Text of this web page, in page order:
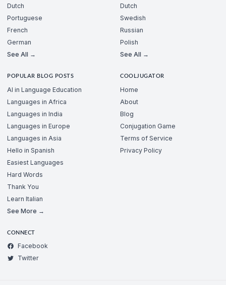
Dutch
Portuguese
French
German
See All →
Dutch
Swedish
Russian
Polish
See All →
POPULAR BLOG POSTS
AI in Language Education
Languages in Africa
Languages in India
Languages in Europe
Languages in Asia
Hello in Spanish
Easiest Languages
Hard Words
Thank You
Learn Italian
See More →
COOLJUGATOR
Home
About
Blog
Conjugation Game
Terms of Service
Privacy Policy
CONNECT
Facebook
Twitter